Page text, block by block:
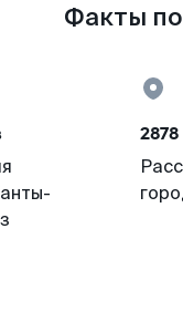
Факты по